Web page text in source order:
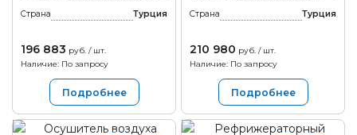
Страна
Турция
196 883 руб. / шт.
Наличие: По запросу
Подробнее
Страна
Турция
210 980 руб. / шт.
Наличие: По запросу
Подробнее